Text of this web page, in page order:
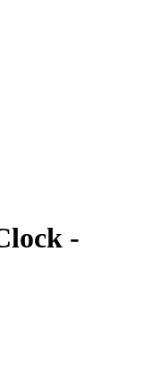
-